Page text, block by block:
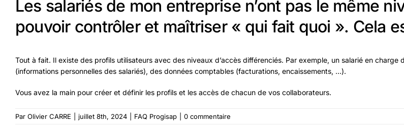
Les salariés de mon entreprise n’ont pas le même
pouvoir contrôler et maîtriser « qui fait quoi ». Cela
Tout à fait. Il existe des profils utilisateurs avec des niveaux d’accès différenciés. Par exemple, un salarié en
(informations personnelles des salariés), des données comptables (facturations, encaissements, …).
Vous avez la main pour créer et définir les profils et les accès de chacun de vos collaborateurs.
Par Olivier CARRE juillet 8th, 2024 FAQ Progisap 0 commentaire